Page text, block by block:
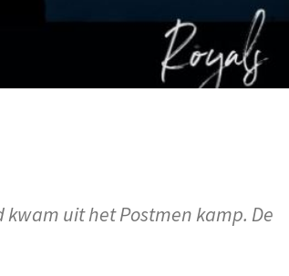
uit het Postmen kamp. De